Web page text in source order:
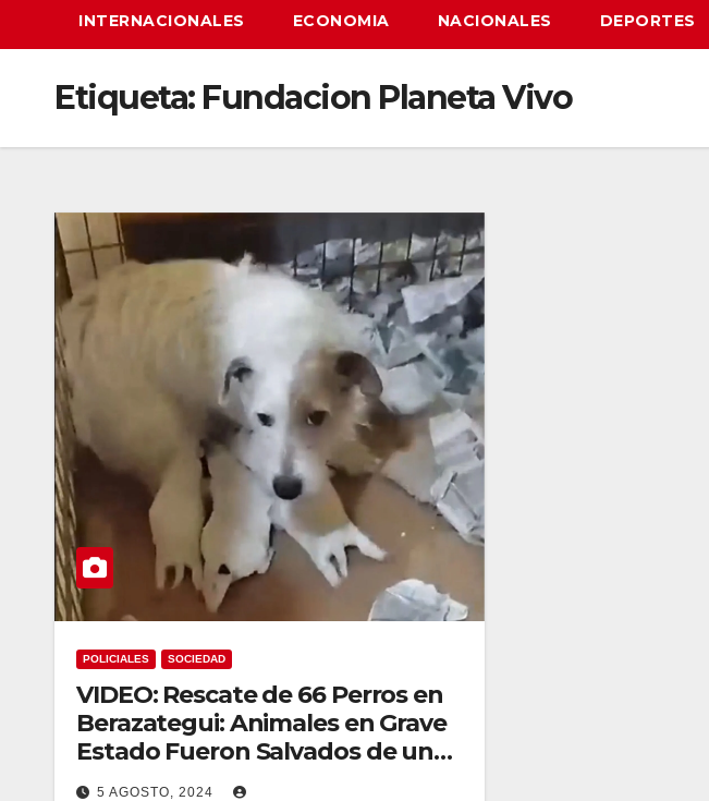
INTERNACIONALES ECONOMIA NACIONALES DEPORTES
Etiqueta: Fundacion Planeta Vivo
POLICIALES SOCIEDAD
VIDEO: Rescate de 66 Perros en
Berazategui: Animales en Grave
Estado Fueron Salvados de una
Situación de Abuso
5 AGOSTO, 2024